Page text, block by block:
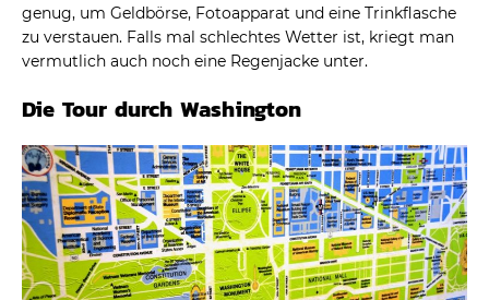
genug, um Geldbörse, Fotoapparat und eine Trinkflasche
zu verstauen. Falls mal schlechtes Wetter ist, kriegt man
vermutlich auch noch eine Regenjacke unter.
Die Tour durch Washington